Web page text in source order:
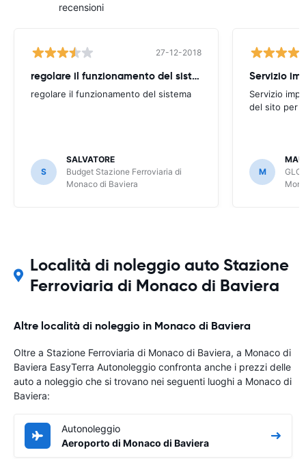
recensioni
27-12-2018
regolare il funzionamento del sistema
regolare il funzionamento del sistema
S
SALVATORE
Budget Stazione Ferroviaria di
Monaco di Baviera
Servizio
Servizio
del sito per
M
Località di noleggio auto Stazione
Ferroviaria di Monaco di Baviera
Altre località di noleggio in Monaco di Baviera
Oltre a Stazione Ferroviaria di Monaco di Baviera, a Monaco di
Baviera EasyTerra Autonoleggio confronta anche i prezzi delle
auto a noleggio che si trovano nei seguenti luoghi a Monaco di
Baviera:
Autonoleggio
Aeroporto di Monaco di Baviera